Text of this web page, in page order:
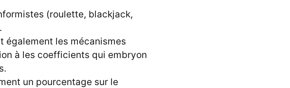
(roulette, blackjack,
également les mécanismes
à les coefficients qui embryon
un pourcentage sur le